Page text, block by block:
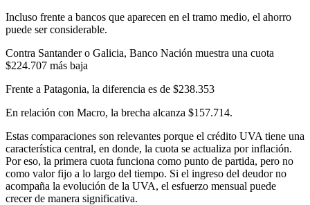
Incluso frente a bancos que aparecen en el tramo medio, el ahorro
puede ser considerable.
Contra Santander o Galicia, Banco Nación muestra una cuota
$224.707 más baja
Frente a Patagonia, la diferencia es de $238.353
En relación con Macro, la brecha alcanza $157.714.
Estas comparaciones son relevantes porque el crédito UVA tiene una
característica central, en donde, la cuota se actualiza por inflación.
Por eso, la primera cuota funciona como punto de partida, pero no
como valor fijo a lo largo del tiempo. Si el ingreso del deudor no
acompaña la evolución de la UVA, el esfuerzo mensual puede
crecer de manera significativa.